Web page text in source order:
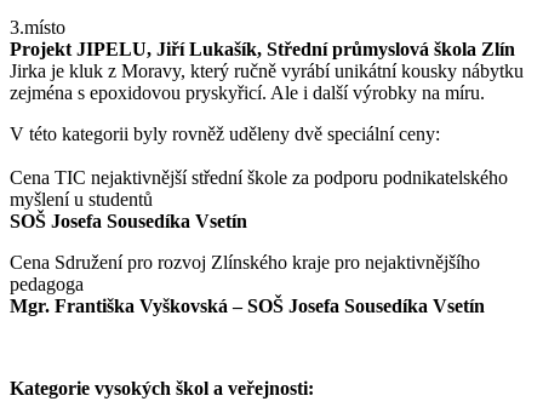
3.místo
Projekt JIPELU, Jiří Lukašík, Střední průmyslová škola Zlín
Jirka je kluk z Moravy, který ručně vyrábí unikátní kousky nábytku
zejména s epoxidovou pryskyřicí. Ale i další výrobky na míru.
V této kategorii byly rovněž uděleny dvě speciální ceny:
Cena TIC nejaktivnější střední škole za podporu podnikatelského
myšlení u studentů
SOŠ Josefa Sousedíka Vsetín
Cena Sdružení pro rozvoj Zlínského kraje pro nejaktivnějšího
pedagoga
Mgr. Františka Vyškovská – SOŠ Josefa Sousedíka Vsetín
Kategorie vysokých škol a veřejnosti: